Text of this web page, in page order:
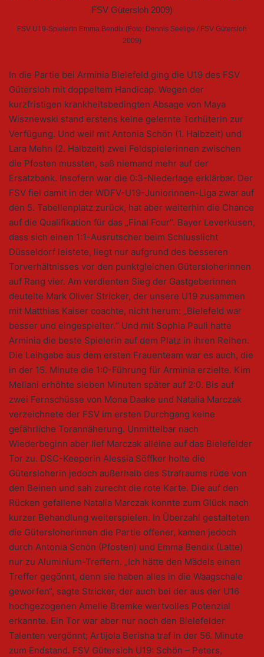
FSV U19-Spielerin Emma Bendix (Foto: Dennis Seelige / FSV Gütersloh
2009)
In die Partie bei Arminia Bielefeld ging die U19 des FSV
Gütersloh mit doppeltem Handicap. Wegen der
kurzfristigen krankheitsbedingten Absage von Maya
Wisznewski stand erstens keine gelernte Torhüterin zur
Verfügung. Und weil mit Antonia Schön (1. Halbzeit) und
Lara Mehn (2. Halbzeit) zwei Feldspielerinnen zwischen
die Pfosten mussten, saß niemand mehr auf der
Ersatzbank. Insofern war die 0:3-Niederlage erklärbar. Der
FSV fiel damit in der WDFV-U19-Juniorinnen-Liga zwar auf
den 5. Tabellenplatz zurück, hat aber weiterhin die Chance
auf die Qualifikation für das „Final Four“. Bayer Leverkusen,
dass sich einen 1:1-Ausrutscher beim Schlusslicht
Düsseldorf leistete, liegt nur aufgrund des besseren
Torverhältnisses vor den punktgleichen Gütersloherinnen
auf Rang vier. Am verdienten Sieg der Gastgeberinnen
deutelte Mark Oliver Stricker, der unsere U19 zusammen
mit Matthias Kaiser coachte, nicht herum: „Bielefeld war
besser und eingespielter.“ Und mit Sophia Pauli hatte
Arminia die beste Spielerin auf dem Platz in ihren Reihen.
Die Leihgabe aus dem ersten Frauenteam war es auch, die
in der 15. Minute die 1:0-Führung für Arminia erzielte. Kim
Meliani erhöhte sieben Minuten später auf 2:0. Bis auf
zwei Fernschüsse von Mona Daake und Natalia Marczak
verzeichnete der FSV im ersten Durchgang keine
gefährliche Torannäherung. Unmittelbar nach
Wiederbeginn aber lief Marczak alleine auf das Bielefelder
Tor zu. DSC-Keeperin Alessia Söffker holte die
Gütersloherin jedoch außerhalb des Strafraums rüde von
den Beinen und sah zurecht die rote Karte. Die auf den
Rücken gefallene Natalia Marczak konnte zum Glück nach
kurzer Behandlung weiterspielen. In Überzahl gestalteten
die Gütersloherinnen die Partie offener, kamen jedoch
durch Antonia Schön (Pfosten) und Emma Bendix (Latte)
nur zu Aluminium-Treffern. „Ich hätte den Mädels einen
Treffer gegönnt, denn sie haben alles in die Waagschale
geworfen“, sagte Stricker, der auch bei der aus der U16
hochgezogenen Amelie Bremke wertvolles Potenzial
erkannte. Ein Tor war aber nur noch den Bielefelder
Talenten vergönnt; Artijola Berisha traf in der 56. Minute
zum Endstand. FSV Gütersloh U19: Schön – Peters,